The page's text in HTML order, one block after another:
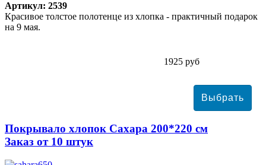
Артикул: 2539
Красивое толстое полотенце из хлопка - практичный подарок
на 9 мая.
1925 руб
Покрывало хлопок Сахара 200*220 см
Заказ от 10 штук